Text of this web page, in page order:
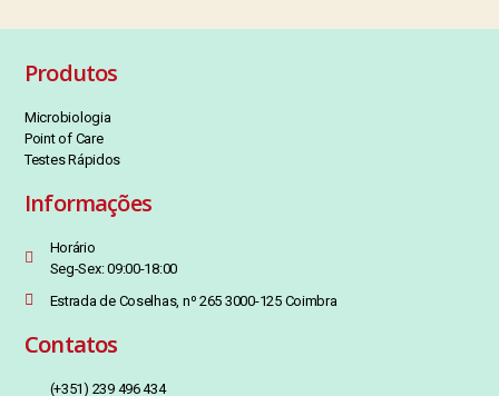
Produtos
Microbiologia
Point of Care
Testes Rápidos
Informações
Horário
Seg-Sex: 09:00-18:00
Estrada de Coselhas, nº 265 3000-125 Coimbra
Contatos
(+351) 239 496 434